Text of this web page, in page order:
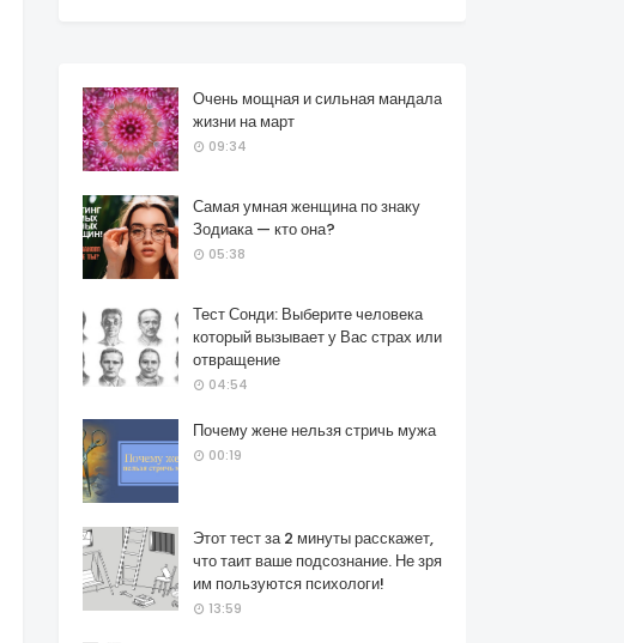
Очень мощная и сильная мандала
жизни на март
09:34
Самая умная женщина по знаку
Зодиака — кто она?
05:38
Тест Сонди: Выберите человека
который вызывает у Вас страх или
отвращение
04:54
Почему жене нельзя стричь мужа
00:19
Этот тест за 2 минуты расскажет,
что таит ваше подсознание. Не зря
им пользуются психологи!
13:59